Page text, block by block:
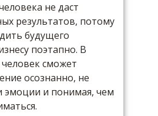
не даст
результатов, потому
будущего
поэтапно. В
сможет
осознанно, не
эмоции и понимая, чем